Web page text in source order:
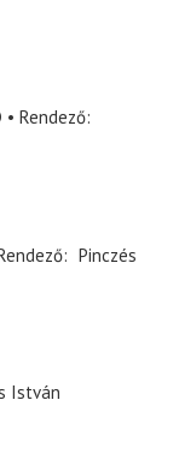
Rendező
Pinczés
István